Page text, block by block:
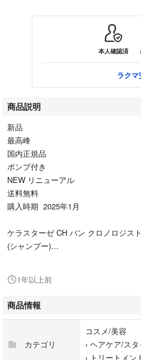
本人確認済
ラク
商品説明
新品
最高峰
国内正規品
ポンプ付き
NEW リニューアル
送料無料
購入時期 2025年1月
ケラスターゼ CH バン クロノロジス
(シャンプー)
(トリートメント)
ケラスターゼ CH ユイルド バルファン
(洗い流さないトリートメント)
1年以上前
商品情報
カテゴリ
コスメ/美容
› ヘアケア/ス
› トリートメン